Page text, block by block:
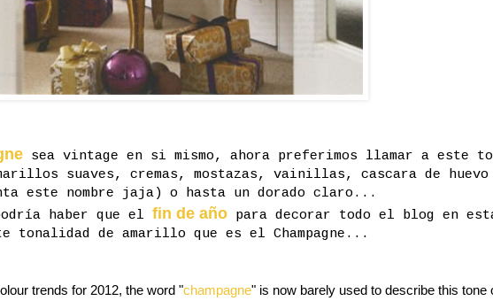
sea vintage en si mismo, ahora preferimos llamar a este
suaves, cremas, mostazas, vainillas, cascara de
este nombre jaja) o hasta un dorado claro...
haber que el fin de añopara decorar todo el blog en
tonalidad de amarillo que es el Champagne...
trends for 2012, the word "champagne" is now barely used to describe this tone